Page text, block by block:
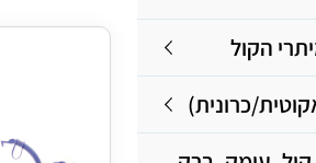
הקול
כרונית)